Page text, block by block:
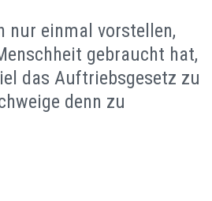
nur einmal vorstellen,
gebraucht hat,
das Auftriebsgesetz zu
denn zu